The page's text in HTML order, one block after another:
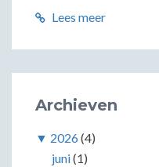
Lees meer
Archieven
▼ 2026(4)
juni(1)